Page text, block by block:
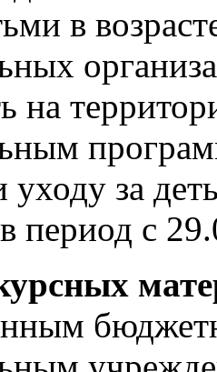
в
на
за
период с